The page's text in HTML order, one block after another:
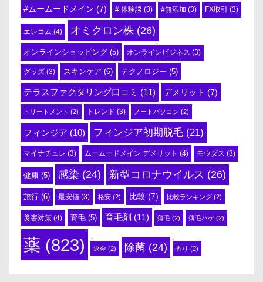
#ムームードメイン (7) # 体験談 (3) #無添加 (3) FX取引 (3)
エレコム (4) オミクロン株 (26)
オンラインショッピング (5) オンラインビジネス (3)
グッズ (3) スキンケア (6) テクノロジー (5)
テラスファクタリング口コミ (11) デメリット (7)
トリートメント (2) トレンド (3) ノートパソコン (2)
フィンジア (10) フィンジア初期脱毛 (21)
マイナチュレ (3) ムームードメイン デメリット (4) モウダス (3)
健康 (5) 感染 (24) 新型コロナウイルス (26)
旅行 (6) 最安値 (3) 格安 (2) 比較 (7) 比較ランキング (2)
災害対策 (4) 育毛 (5) 育毛剤 (11) 薄毛 (2) 薄毛ハゲ(2)
薬 (823) 返金 (2) 除菌 (24) 香り (2)